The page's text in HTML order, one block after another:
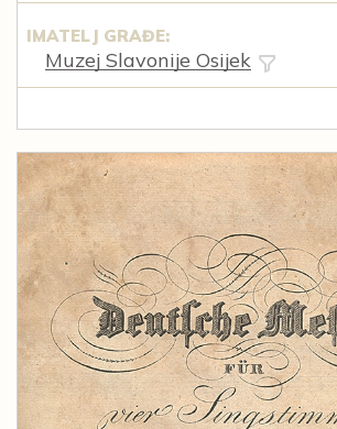
IMATELJ GRAĐE:
Muzej Slavonije Osijek